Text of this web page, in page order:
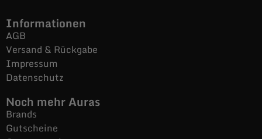
Informationen
AGB
Versand & Rückgabe
Impressum
Datenschutz
Noch mehr Auras
Brands
Gutscheine